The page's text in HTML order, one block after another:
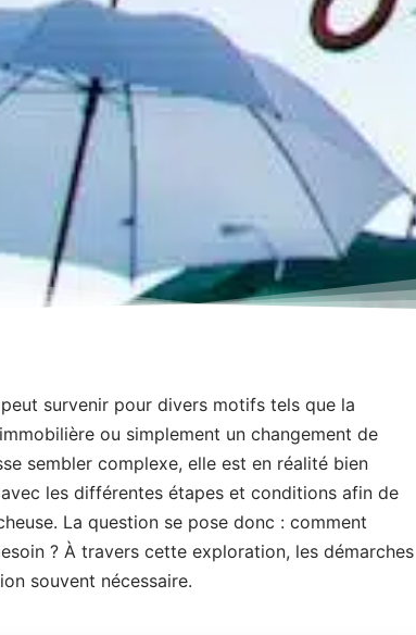
survenir pour divers motifs tels que la
ou simplement un changement de
sembler complexe, elle est en réalité bien
les différentes étapes et conditions afin de
La question se pose donc : comment
? À travers cette exploration, les démarches
souvent nécessaire.